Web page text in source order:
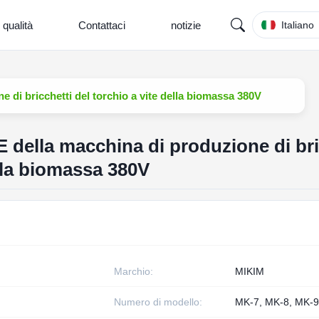
Contattaci notizie Italiano
di bricchetti del torchio a vite della biomassa 380V
della macchina di produzione di
biomassa 380V
Marchio: MIKIM
Numero di modello: MK-7, MK-8, MK-